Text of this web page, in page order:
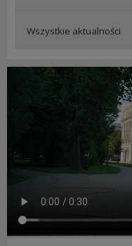
Wszystkie aktualności